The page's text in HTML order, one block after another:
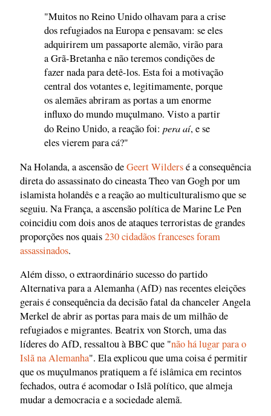
"Muitos no Reino Unido olhavam para a crise
dos refugiados na Europa e pensavam: se eles
adquirirem um passaporte alemão, virão para
a Grã-Bretanha e não teremos condições de
fazer nada para detê-los. Esta foi a motivação
central dos votantes e, legitimamente, porque
os alemães abriram as portas a um enorme
influxo do mundo muçulmano. Visto a partir
do Reino Unido, a reação foi: pera aí, e se
eles vierem para cá?"
Na Holanda, a ascensão deGeert Wildersé a consequência
direta do assassinato do cineasta Theo van Gogh por um
islamista holandês e a reação ao multiculturalismo que se
seguiu. Na França, a ascensão política de Marine Le Pen
coincidiu com dois anos de ataques terroristas de grandes
proporções nos quais230 cidadãos franceses foram
assassinados.
Além disso, o extraordinário sucesso do partido
Alternativa para a Alemanha (AfD) nas recentes eleições
gerais é consequência da decisão fatal da chanceler Angela
Merkel de abrir as portas para mais de um milhão de
refugiados e migrantes. Beatrix von Storch, uma das
líderes do AfD, ressaltou à BBC que "não há lugar para o
Islã na Alemanha". Ela explicou que uma coisa é permitir
que os muçulmanos pratiquem a fé islâmica em recintos
fechados, outra é acomodar o Islã político, que almeja
mudar a democracia e a sociedade alemã.